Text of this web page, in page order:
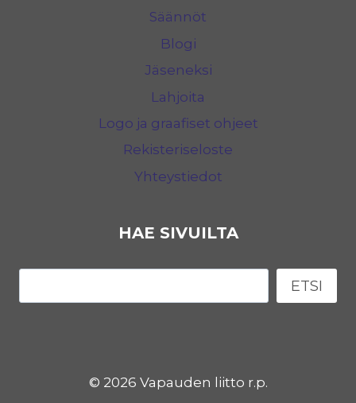
Säännöt
Blogi
Jäseneksi
Lahjoita
Logo ja graafiset ohjeet
Rekisteriseloste
Yhteystiedot
HAE SIVUILTA
ETSI
© 2026 Vapauden liitto r.p.